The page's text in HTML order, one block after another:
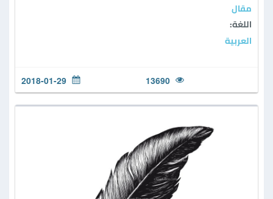
مقال
اللغة:
العربية
13690
2018-01-29